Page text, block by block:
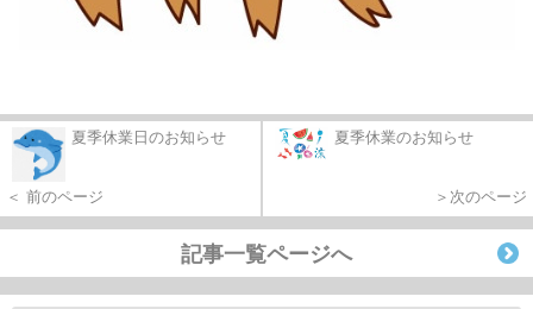
夏季休業日のお知らせ
＜ 前のページ
夏季休業のお知らせ
＞次のページ
記事一覧ページへ